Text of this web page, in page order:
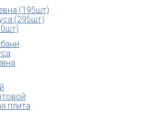
(195шт)
(295шт)
плита